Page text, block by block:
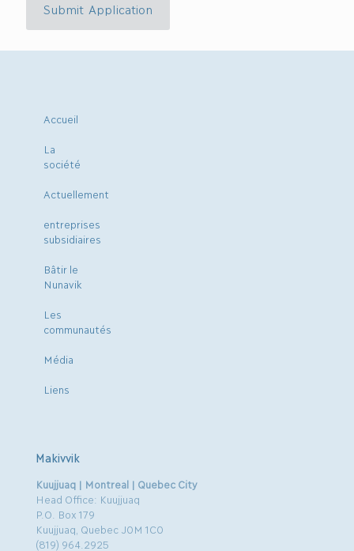
Submit Application
Accueil
La
société
Actuellement
entreprises
subsidiaires
Bâtir le
Nunavik
Les
communautés
Média
Liens
Makivvik
Kuujjuaq | Montreal | Quebec City
Head Office: Kuujjuaq
P.O. Box 179
Kuujjuaq, Quebec J0M 1C0
(819) 964.2925